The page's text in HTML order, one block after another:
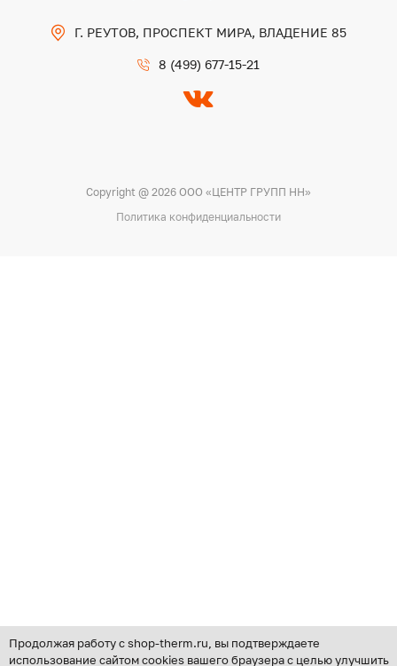
Г. РЕУТОВ, ПРОСПЕКТ МИРА, ВЛАДЕНИЕ 85
8 (499) 677-15-21
Copyright @ 2026 ООО «ЦЕНТР ГРУПП НН»
Политика конфиденциальности
Продолжая работу с shop-therm.ru, вы подтверждаете
использование сайтом cookies вашего браузера с целью улучшить